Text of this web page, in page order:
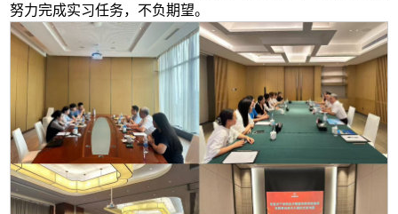
努力完成实习任务，不负期望。